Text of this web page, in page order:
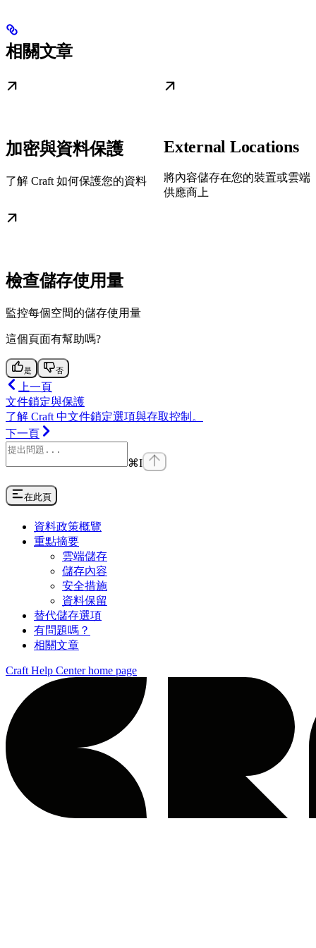
相關文章
加密與資料保護
了解 Craft 如何保護您的資料
External Locations
將內容儲存在您的裝置或雲端
供應商上
檢查儲存使用量
監控每個空間的儲存使用量
這個頁面有幫助嗎?
是 否
上一頁
文件鎖定與保護
了解 Craft 中文件鎖定選項與存取控制。
下一頁
⌘I
在此頁
資料政策概覽
重點摘要
雲端儲存
儲存內容
安全措施
資料保留
替代儲存選項
有問題嗎？
相關文章
Craft Help Centerhome page